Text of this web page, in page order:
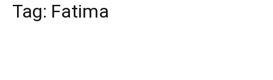
Tag: Fatima